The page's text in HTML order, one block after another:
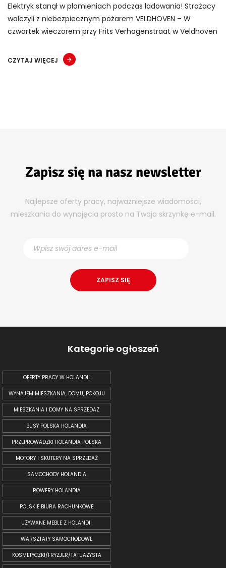
Elektryk stanął w płomieniach podczas ładowania! Strażacy
walczyli z niebezpiecznym pożarem VELDHOVEN – W
czwartek wieczorem przy Frits Verhagenstraat w Veldhoven
CZYTAJ WIĘCEJ
Zapisz się na nasz newsletter
Najlepsze oferty pracy, najważniejsze wiadomości,
mieszkania do wynajęcia prosto na Twoja skrzynkę e-mail.
Kategorie ogłoszeń
OFERTY PRACY W HOLANDII
WYNAJEM MIESZKANIA, DOMU, POKOJU
MIESZKANIA I DOMY NA SPRZEDAŻ
BUSY POLSKA HOLANDIA
PRZEPROWADZKI HOLANDIA POLSKA
MOTORY I SKUTERY NA SPRZEDAŻ
SAMOCHODY HOLANDIA
ROWERY HOLANDIA
POLSKIE BIURA RACHUNKOWE
UŻYWANE MEBLE Z HOLANDII
WARSZTATY SAMOCHODOWE
KOSMETYCZKI/FRYZJER/TATUAŻYSTA